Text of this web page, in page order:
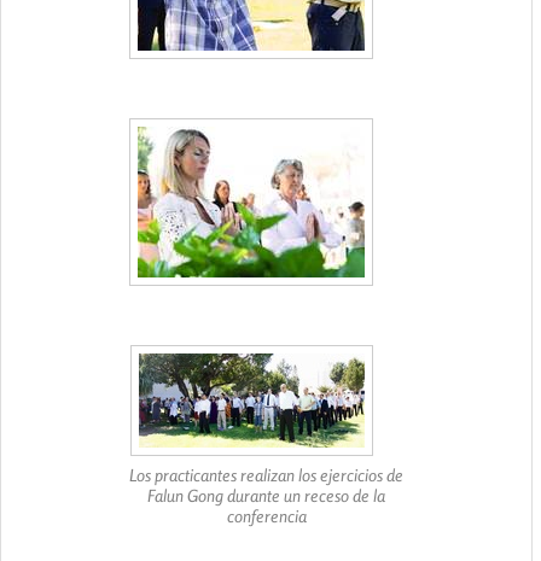
Los practicantes realizan los ejercicios de
Falun Gong durante un receso de la
conferencia